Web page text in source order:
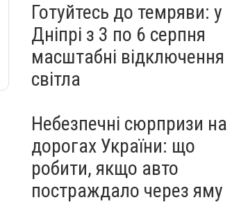
Готуйтесь до темряви: у
Дніпрі з 3 по 6 серпня
масштабні відключення
світла
Небезпечні сюрпризи на
дорогах України: що
робити, якщо авто
постраждало через яму